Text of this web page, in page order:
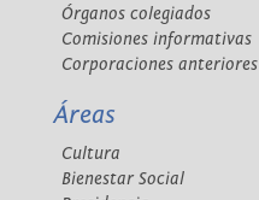
Órganos colegiados
Comisiones informativas
Corporaciones anteriores
Áreas
Cultura
Bienestar Social